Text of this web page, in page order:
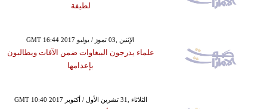
لطيفة
GMT 16:44 2017 الإثنين ,03 تموز / يوليو
علماء يدرجون الببغاوات ضمن الآفات ويطالبون
بإعدامها
GMT 10:40 2017 الثلاثاء ,31 تشرين الأول / أكتوبر